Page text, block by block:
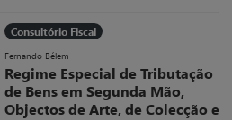
grata por todos os valiosos
conteúdos que partilhou e partilha
livremente.
Consultório Fiscal
Fernando Bélem
Regime Especial de Tributação
de Bens em Segunda Mão,
Objectos de Arte, de Colecção e